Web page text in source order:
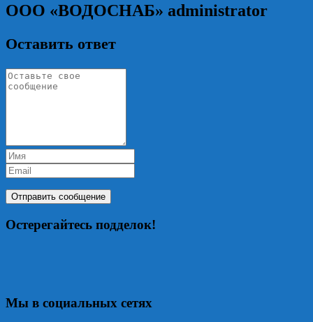
ООО «ВОДОСНАБ» administrator
Оставить ответ
Остерегайтесь подделок!
Мы в социальных сетях